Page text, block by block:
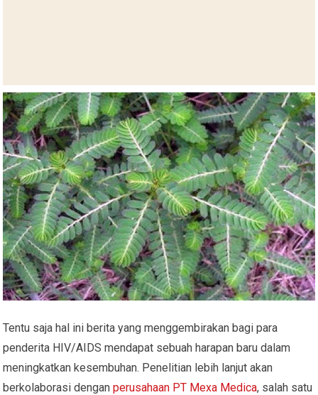
Tentu saja hal ini berita yang menggembirakan bagi para
penderita HIV/AIDS mendapat sebuah harapan baru dalam
meningkatkan kesembuhan. Penelitian lebih lanjut akan
berkolaborasi denganperusahaan PT Mexa Medica, salah satu